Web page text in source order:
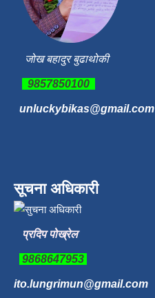
जोख बहादुर बुढाथोकी
9857850100
unluckybikas@gmail.com
सूचना अधिकारी
प्रदिप पोख्रेल
9868647953
ito.lungrimun@gmail.com